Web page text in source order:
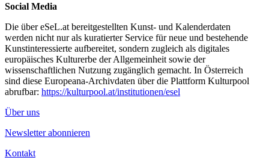
Social Media
Die über eSeL.at bereitgestellten Kunst- und Kalenderdaten
werden nicht nur als kuratierter Service für neue und bestehende
Kunstinteressierte aufbereitet, sondern zugleich als digitales
europäisches Kulturerbe der Allgemeinheit sowie der
wissenschaftlichen Nutzung zugänglich gemacht. In Österreich
sind diese Europeana-Archivdaten über die Plattform Kulturpool
abrufbar: https://kulturpool.at/institutionen/esel
Über uns
Newsletter abonnieren
Kontakt